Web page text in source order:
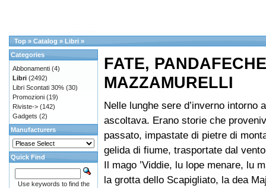
Top » Catalog » Libri »
FATE,
MAZZAMURELLI
Nelle lunghe sere d’inverno intorno
ascoltava. Erano storie che
passato, impastate di pietre di
gelida di fiume, trasportate dal
Il mago ’Viddie, lu lope menare, lu
la grotta dello Scapigliato, la dea
Categories
Abbonamenti (4)
Libri (2492)
Libri Scontati 30% (30)
Promozioni (19)
Riviste-> (142)
Gadgets (2)
Manufacturers
Quick Find
Use keywords to find the